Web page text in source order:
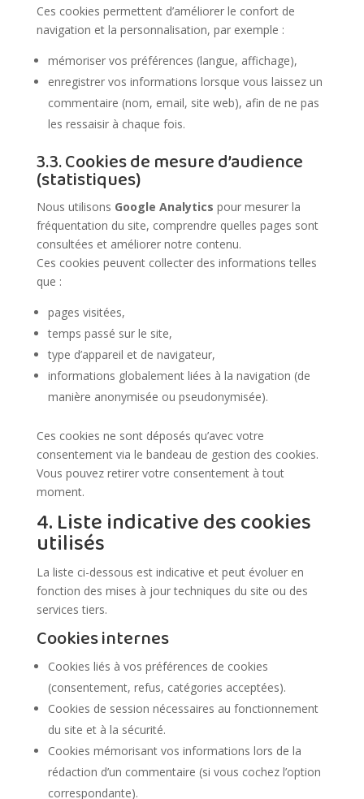
Ces cookies permettent d’améliorer le confort de
navigation et la personnalisation, par exemple :
mémoriser vos préférences (langue, affichage),
enregistrer vos informations lorsque vous laissez un
commentaire (nom, email, site web), afin de ne pas
les ressaisir à chaque fois.
3.3. Cookies de mesure d’audience
(statistiques)
Nous utilisons Google Analytics pour mesurer la
fréquentation du site, comprendre quelles pages sont
consultées et améliorer notre contenu.
Ces cookies peuvent collecter des informations telles
que :
pages visitées,
temps passé sur le site,
type d’appareil et de navigateur,
informations globalement liées à la navigation (de
manière anonymisée ou pseudonymisée).
Ces cookies ne sont déposés qu’avec votre
consentement via le bandeau de gestion des cookies.
Vous pouvez retirer votre consentement à tout
moment.
4. Liste indicative des cookies
utilisés
La liste ci-dessous est indicative et peut évoluer en
fonction des mises à jour techniques du site ou des
services tiers.
Cookies internes
Cookies liés à vos préférences de cookies
(consentement, refus, catégories acceptées).
Cookies de session nécessaires au fonctionnement
du site et à la sécurité.
Cookies mémorisant vos informations lors de la
rédaction d’un commentaire (si vous cochez l’option
correspondante).